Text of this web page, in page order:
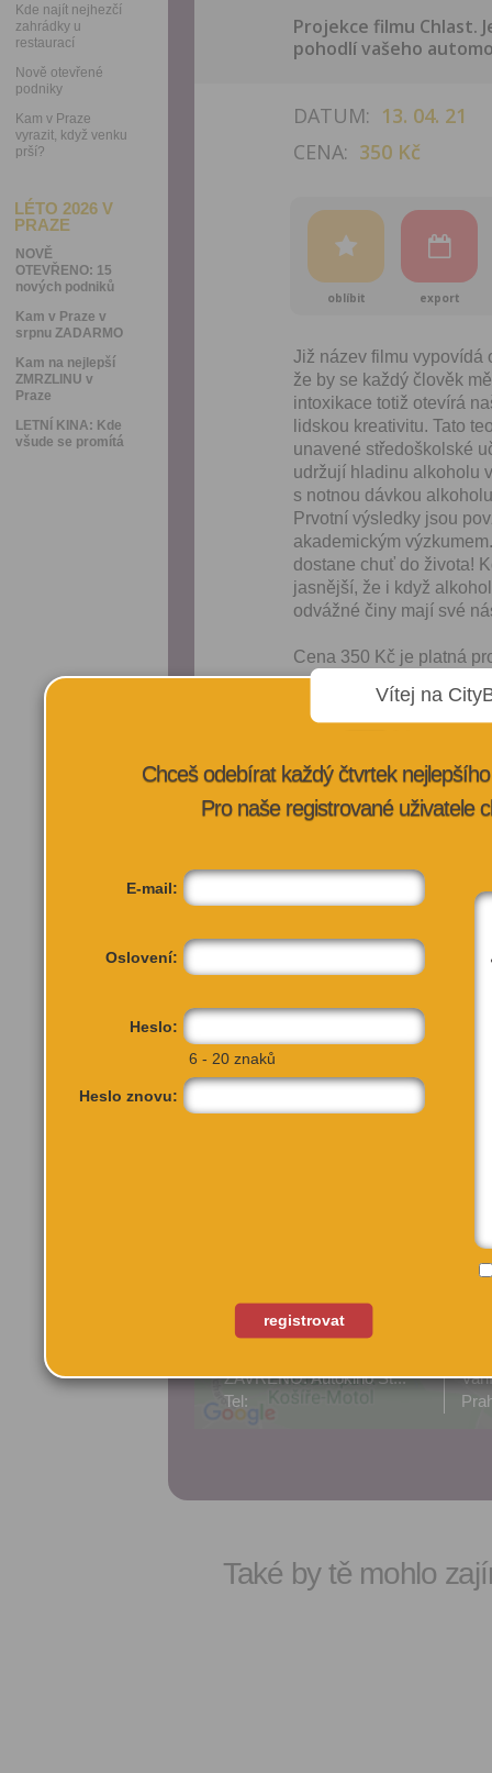
Kde najít nejhezčí
zahrádky u
restaurací
Nově otevřené
podniky
Kam v Praze
vyrazit, když venku
prší?
LÉTO 2026 V
PRAZE
NOVĚ
OTEVŘENO: 15
nových podniků
Kam v Praze v
srpnu ZADARMO
Kam na nejlepší
ZMRZLINU v
Praze
LETNÍ KINA: Kde
všude se promítá
Projekce filmu Chlast.
pohodlí vašeho
DATUM: 13. 04. 21
CENA: 350 Kč
oblíbit export
Již název filmu vypovídá
že by se každý člověk
intoxikace totiž otevírá
lidskou kreativitu. Tato
unavené středoškolské
udržují hladinu alkoholu
s notnou dávkou
Prvotní výsledky jsou
akademickým
dostane chuť do života!
jasnější, že i když
odvážné činy mají své
Cena 350 Kč je platná
ZAVŘENO: Autokino St...
Tel:
Také by tě mohlo
Vítej na
Chceš odebírat každý čtvrtek
Pro naše registrované uživatele
E-mail:
Oslovení:
Heslo:
6 - 20 znaků
Heslo znovu:
registrovat